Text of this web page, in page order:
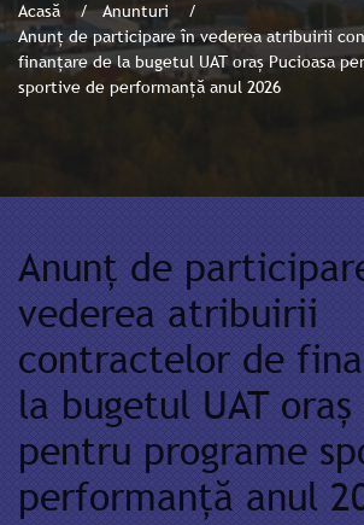
Acasă
Anunturi
Anunț de participare în vederea atribuirii
finanțare de la bugetul UAT oraș Pucioasa
sportive de performanță anul 2026
Anunț de
vederea atribuirii
contractelor de
la bugetul UAT oraș
pentru programe
performanță anul